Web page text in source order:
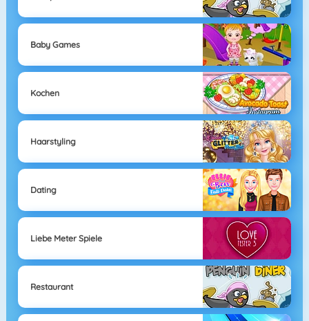
Baby Games
Kochen
Haarstyling
Dating
Liebe Meter Spiele
Restaurant